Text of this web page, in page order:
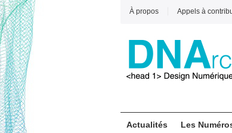
À propos Appels à
Actualités Les